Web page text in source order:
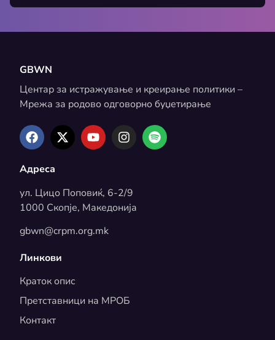
GBWN
Центар за истражување и креирање политики –
Мрежа за родово одговорно буџетирање
Адреса
ул. Цицо Поповиќ, 6-2/9
1000 Скопје, Македонија
gbwn@crpm.org.mk
Линкови
Краток опис
Претставници на МРОБ
Контакт